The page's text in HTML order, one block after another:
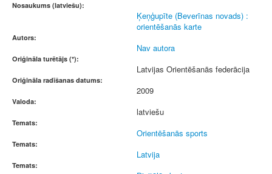
Nosaukums (latviešu):
Ķeņģupīte (Beverīnas novads) :
orientēšanās karte
Autors:
Nav autora
Oriģināla turētājs (*):
Latvijas Orientēšanās federācija
Oriģināla radīšanas datums:
2009
Valoda:
latviešu
Temats:
Orientēšanās sports
Temats:
Latvija
Temats: